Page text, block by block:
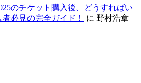
のチケット購入後、どうすればい
必見の完全ガイド！
に 野村浩章